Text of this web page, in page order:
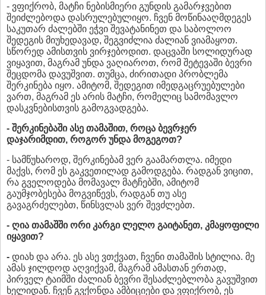
- ვფიქრობ, მატჩი ნებისმიერი გუნდის გამარჯვებით
შეიძლებოდა დასრულებულიყო. ჩვენ მოწინააღმდეგეს
საკუთარ ძალებში ეჭვი შევატანინეთ და საბოლოო
შედეგის მიუხედავად, შეგვიძლია ძალიან ვიამაყოთ.
სწორედ ამისთვის ვირჯებოდით. დაცვაში სოლიდურად
ვიყავით, მაგრამ უნდა ვაღიაროთ, რომ შეტევაში ბევრი
შეცდომა დავუშვით. თუმცა, ძირითადი პრობლემა
შერკინება იყო. ამიტომ, შედეგით იმედგაცრუებულები
ვართ, მაგრამ ეს არის მატჩი, რომელიც სამომავლო
დასკვნებისთვის გამოგვადგება.
- შერკინებაში ასე თამაშით, როცა ბევრჯერ
დაჯარიმდით, როგორ უნდა მოგეგოთ?
- სამწუხაროდ, შერკინებამ ვერ გაამართლა. იმედი
მაქვს, რომ ეს გაკვეთილად გამოდგება. რადგან ვიცით,
რა გველოდება მომავალ მატჩებში, ამიტომ
გაუმჯობესება მოგვიწევს, რადგან თუ ასე
გავაგრძელებთ, წინსვლას ვერ შევძლებთ.
- ღია თამაშში ორი კარგი ლელო გაიტანეთ, კმაყოფილი
იყავით?
- დიახ და არა. ეს ასე ვთქვათ, ჩვენი თამაშის სტილია. მე
ამას ჯილდოდ აღვიქვამ, მაგრამ ამასთან ერთად,
პირველ ტაიმში ძალიან ბევრი შესაძლებლობა გავუშვით
ხელიდან. ჩვენ გვქონდა ამბიციები და ვფიქრობ, ეს